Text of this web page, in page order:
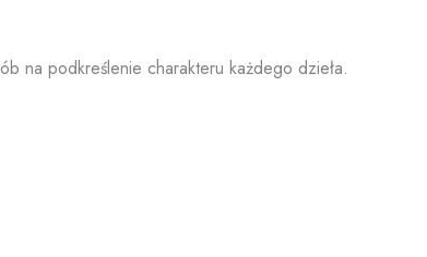
na podkreślenie charakteru każdego dzieła.